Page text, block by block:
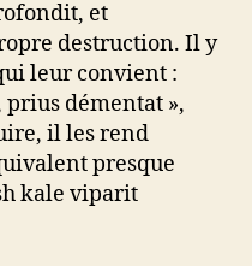
et
destruction. Il y
leur convient :
prius démentat »,
il les rend
presque
kale viparit